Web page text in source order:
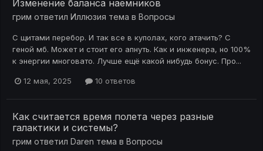
Изменение баланса наемников
грим ответил Иллюзия тема в Вопросы
С щитами перебор. И так все в куполах, кого атачить? С
геной мб. Может и стоит его апнуть. Как и инженера, но 100%
к энергии многовато. Лучше ещё какой нибудь бонус. Про...
12 мая, 2025 10 ответов
Как считается время полета через разные
галактики и системы?
грим ответил Daren тема в Вопросы